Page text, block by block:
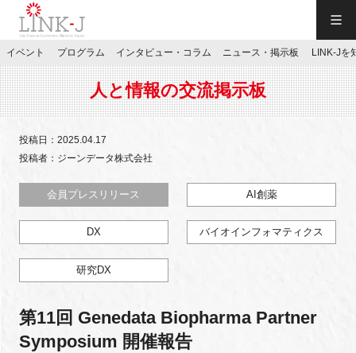
JP／EN
特別会員専用メニュー
マイページ
イベント プログラム インタビュー・コラム ニュース・掲示板 LINK-Jを
人と情報の交流掲示板
投稿日：2025.04.17
投稿者：ジーンデータ株式会社
会員プレスリリース AI創薬
DX バイオインフォマティクス
研究DX
第11回 Genedata Biopharma Partner
Symposium 開催報告